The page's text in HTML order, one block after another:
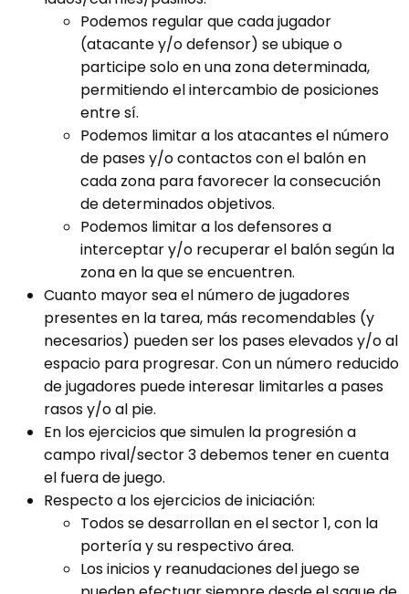
Podemos regular que cada jugador
(atacante y/o defensor) se ubique o
participe solo en una zona determinada,
permitiendo el intercambio de posiciones
entre sí.
Podemos limitar a los atacantes el número
de pases y/o contactos con el balón en
cada zona para favorecer la consecución
de determinados objetivos.
Podemos limitar a los defensores a
interceptar y/o recuperar el balón según la
zona en la que se encuentren.
Cuanto mayor sea el número de jugadores
presentes en la tarea, más recomendables (y
necesarios) pueden ser los pases elevados y/o al
espacio para progresar. Con un número reducido
de jugadores puede interesar limitarles a pases
rasos y/o al pie.
En los ejercicios que simulen la progresión a
campo rival/sector 3 debemos tener en cuenta
el fuera de juego.
Respecto a los ejercicios de iniciación:
Todos se desarrollan en el sector 1, con la
portería y su respectivo área.
Los inicios y reanudaciones del juego se